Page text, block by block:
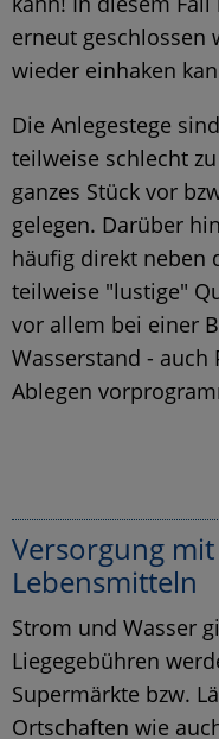
erneut geschlossen
wieder einhaken
Die Anlegestege
teilweise schlecht
ganzes Stück vor
gelegen. Darüber
häufig direkt neben
teilweise "lustige"
vor allem bei einer
Wasserstand -
Ablegen
Versorgung
Lebensmitteln
Strom und Wasser
Liegegebühren
Supermärkte bzw.
Ortschaften wie